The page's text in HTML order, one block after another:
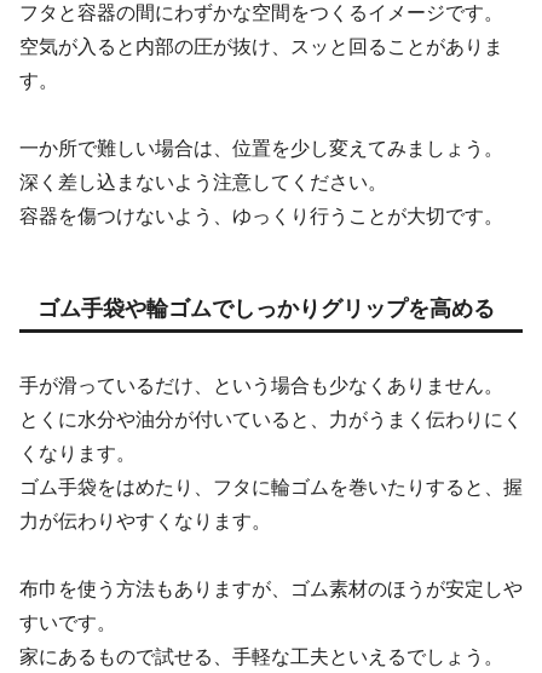
フタと容器の間にわずかな空間をつくるイメージです。
空気が入ると内部の圧が抜け、スッと回ることがありま
す。
一か所で難しい場合は、位置を少し変えてみましょう。
深く差し込まないよう注意してください。
容器を傷つけないよう、ゆっくり行うことが大切です。
ゴム手袋や輪ゴムでしっかりグリップを高める
手が滑っているだけ、という場合も少なくありません。
とくに水分や油分が付いていると、力がうまく伝わりにく
くなります。
ゴム手袋をはめたり、フタに輪ゴムを巻いたりすると、握
力が伝わりやすくなります。
布巾を使う方法もありますが、ゴム素材のほうが安定しや
すいです。
家にあるもので試せる、手軽な工夫といえるでしょう。